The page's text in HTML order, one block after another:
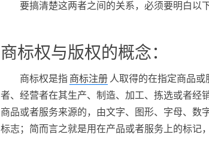
要搞清楚这两者之间的关系，必须要明白以
商标权与版权的概念：
商标权是指 商标注册 人取得的在指定商品
者、经营者在其生产、制造、加工、拣选或者经
商品或者服务来源的，由文字、图形、字母、数
标志；简而言之就是用在产品或者服务上的标记